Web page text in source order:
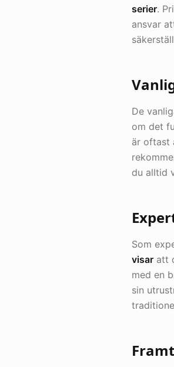
serier.
ansvar
De
om det
är oftast
du alltid
Som
visar att
med en
sin